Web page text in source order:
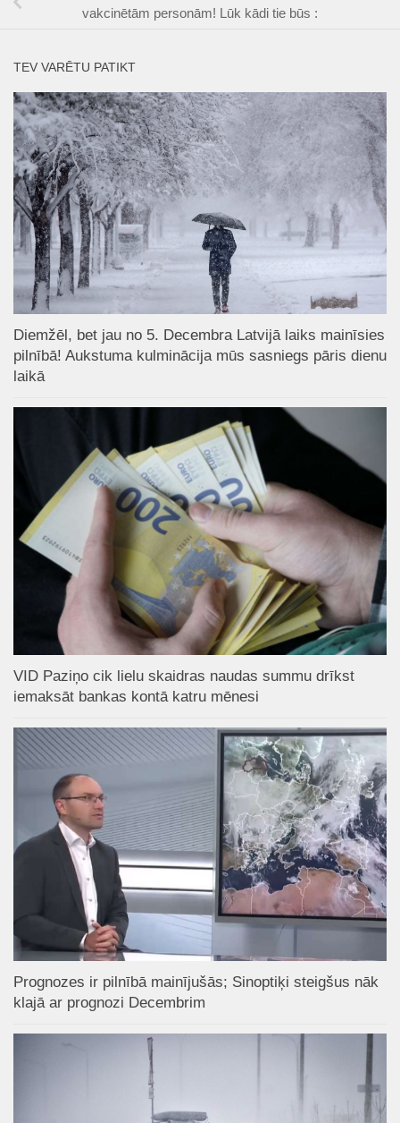
vakcinētām personām! Lūk kādi tie būs :
TEV VARĒTU PATIKT
Diemžēl, bet jau no 5. Decembra Latvijā laiks mainīsies
pilnībā! Aukstuma kulminācija mūs sasniegs pāris dienu
laikā
VID Paziņo cik lielu skaidras naudas summu drīkst
iemaksāt bankas kontā katru mēnesi
Prognozes ir pilnībā mainījušās; Sinoptiķi steigšus nāk
klajā ar prognozi Decembrim